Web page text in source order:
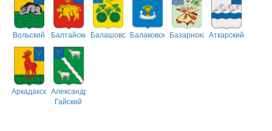
Вольский БалтайскийБалашовскийБалаковскийБазарнокарабулакский
Аткарский
АркадакскийАлександрово-
Гайский